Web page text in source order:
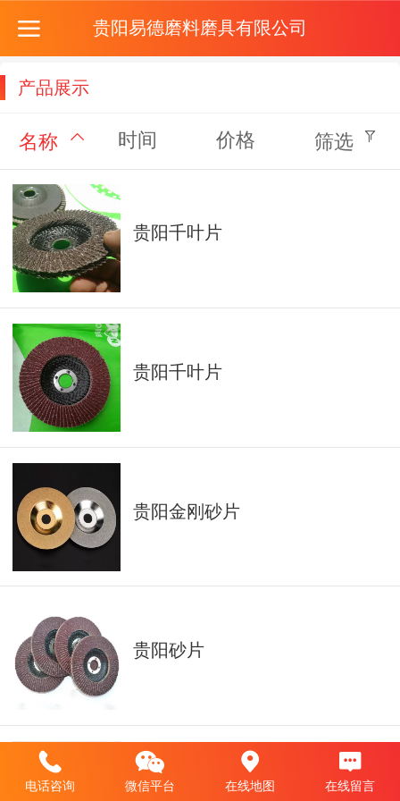
贵阳易德磨料磨具有限公司
产品展示
名称 时间 价格 筛选
贵阳千叶片
贵阳千叶片
贵阳金刚砂片
贵阳砂片
电话咨询 微信平台 在线地图 在线留言